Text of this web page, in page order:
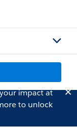
impact at
to unlock